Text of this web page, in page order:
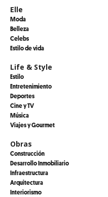
Elle
Moda
Belleza
Celebs
Estilo de vida
Life & Style
Estilo
Entretenimiento
Deportes
Cine y TV
Música
Viajes y Gourmet
Obras
Construcción
Desarrollo Inmobiliario
Infraestructura
Arquitectura
Interiorismo